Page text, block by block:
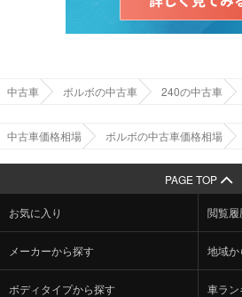
中古車 ボルボの中古車 240の中古車
中古車価格相場 ボルボの中古車価格相場
PAGE TOP
お気に入り 閲覧履
メーカーから探す 地域
ボディタイプから探す 車ラ